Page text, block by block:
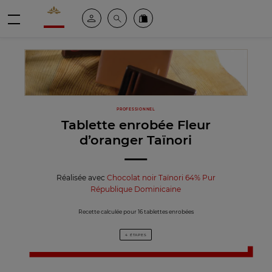
Valrhona - Imaginons le meilleur du chocolat
Espace clientRechercheCommandez en ligne
PROFESSIONNEL
Tablette enrobée Fleur
d’oranger Taïnori
Réalisée avec Chocolat noir Taïnori 64% Pur
République Dominicaine
Recette calculée pour 16 tablettes enrobées
4 ÉTAPES